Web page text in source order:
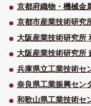
京都府織物・機械金
京都市産業技術研究
大阪産業技術研究所
大阪産業技術研究所
兵庫県立工業技術セ
奈良県工業振興セン
和歌山県工業技術セ